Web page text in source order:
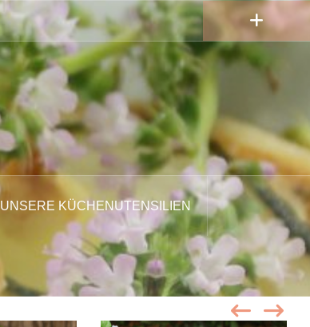
UNSERE KÜCHENUTENSILIEN